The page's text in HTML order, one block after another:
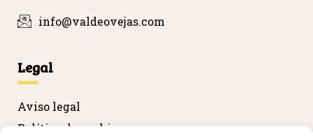
info@valdeovejas.com
Legal
Aviso legal
Política de cookies